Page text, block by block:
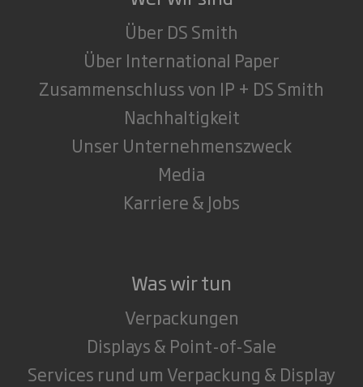
Über DS Smith
Über International Paper
Zusammenschluss von IP + DS Smith
Nachhaltigkeit
Unser Unternehmenszweck
Media
Karriere & Jobs
Was wir tun
Verpackungen
Displays & Point-of-Sale
Services rund um Verpackung & Display